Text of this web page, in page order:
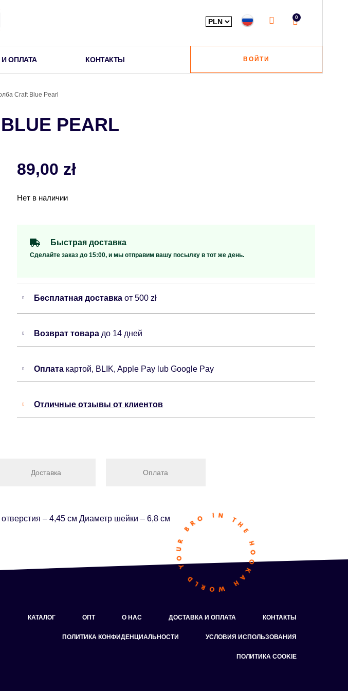
0
ОПЛАТА КОНТАКТЫ ВОЙТИ
Craft Blue Pearl
PEARL
89,00 zł
Нет в наличии
Быстрая доставка
Сделайте заказ до 15:00, и мы отправим вашу посылку в тот же день.
Бесплатная доставкаот 500 zł
Возврат товарадо 14 дней
Оплата картой, BLIK, Apple Pay lub Google Pay
Отличные отзывы от клиентов
Доставка Оплата
– 4,45 см Диаметр шейки – 6,8 см
КАТАЛОГ ОПТ О НАС ДОСТАВКА И ОПЛАТА КОНТАКТЫ
ПОЛИТИКА КОНФИДЕНЦИАЛЬНОСТИ УСЛОВИЯ ИСПОЛЬЗОВАНИЯ
ПОЛИТИКА COOKIE